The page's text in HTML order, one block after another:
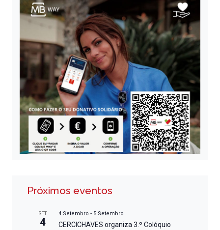
Próximos eventos
SET
4
4 Setembro - 5 Setembro
CERCICHAVES organiza 3.º Colóquio